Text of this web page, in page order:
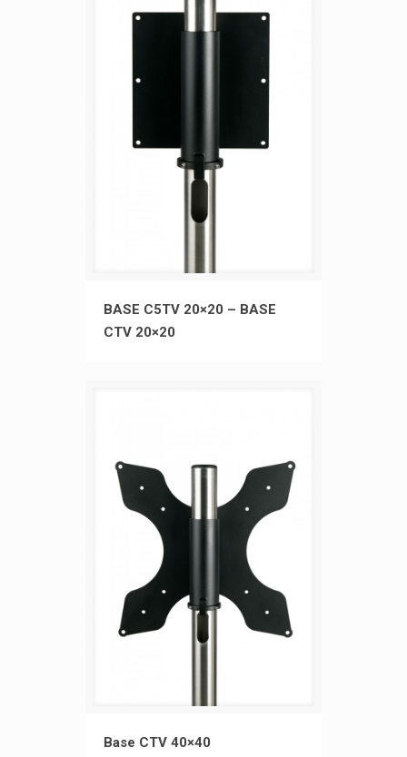
BASE C5TV 20×20 – BASE CTV
BASE C5TV 20×20 – BASE
CTV 20×20
Base CTV 40×40
Base CTV 40×40